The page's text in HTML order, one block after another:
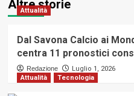
Altre storie
Attualità
Dal Savona Calcio ai
centra 11 pronostici
Redazione
Luglio 1, 2026
Attualità
Tecnologia